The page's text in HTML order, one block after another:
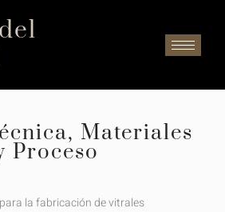
Materiales
Proceso
la fabricación de vitrales